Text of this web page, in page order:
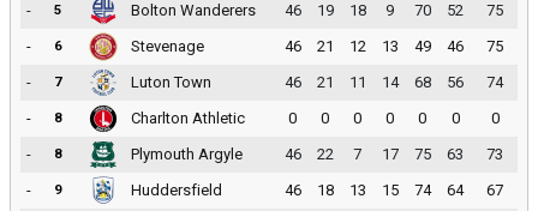
-
5 Bolton Wanderers 46 19 18 9 70 52
75
-
6 Stevenage 46 21 12 13 49 46
75
-
7 Luton Town 46 21 11 14 68 56
74
-
8 Charlton Athletic 0 0 0 0 0 0
0
-
8 Plymouth Argyle 46 22 7 17 75 63
73
-
9 Huddersfield 46 18 13 15 74 64
67